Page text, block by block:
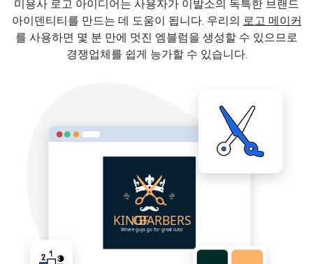
미용사 로고 아이디어는 사용자가 이발소의 독특한 브랜드
아이덴티티를 만드는 데 도움이 됩니다. 우리의 로고 메이커
를 사용하면 몇 분 만에 멋진 엠블럼을 생성할 수 있으므로
경쟁업체를 쉽게 능가할 수 있습니다.